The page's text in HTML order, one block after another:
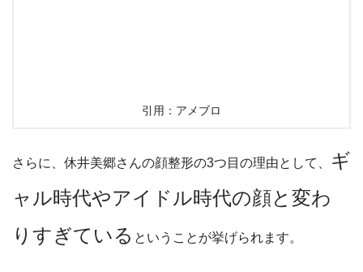
引用：アメブロ
さらに、休井美郷さんの顔整形の3つ目の理由として、
ギ
ャル時代やアイドル時代の顔と変わ
りすぎている ということが挙げられます。